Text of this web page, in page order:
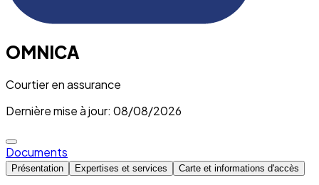
OMNICA
Courtier en assurance
Dernière mise à jour: 08/08/2026
Documents
Présentation Expertises et services Carte et informations d'accès